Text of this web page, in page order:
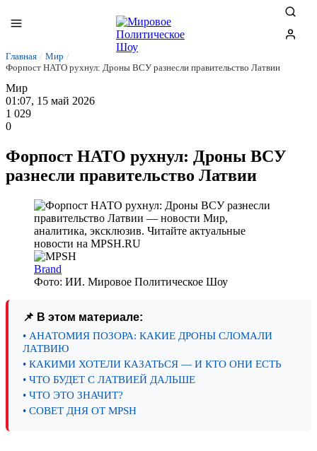
Главная / Мир /
Форпост НАТО рухнул: Дроны ВСУ разнесли правительство Латвии
Мир
01:07, 15 май 2026
1 029
0
Форпост НАТО рухнул: Дроны ВСУ
разнесли правительство Латвии
Brand
Фото: ИИ. Мировое Политическое Шоу
📌 В этом материале:
• АНАТОМИЯ ПОЗОРА: КАКИЕ ДРОНЫ СЛОМАЛИ
ЛАТВИЮ
• КАКИМИ ХОТЕЛИ КАЗАТЬСЯ — И КТО ОНИ ЕСТЬ
• ЧТО БУДЕТ С ЛАТВИЕЙ ДАЛЬШЕ
• ЧТО ЭТО ЗНАЧИТ?
• СОВЕТ ДНЯ ОТ MPSH